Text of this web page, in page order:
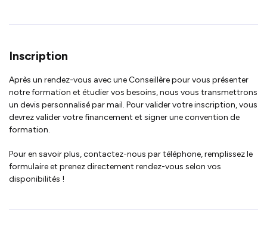
Inscription
Après un rendez-vous avec une Conseillère pour vous présenter
notre formation et étudier vos besoins, nous vous transmettrons
un devis personnalisé par mail. Pour valider votre inscription, vous
devrez valider votre financement et signer une convention de
formation.
Pour en savoir plus, contactez-nous par téléphone, remplissez le
formulaire et prenez directement rendez-vous selon vos
disponibilités !